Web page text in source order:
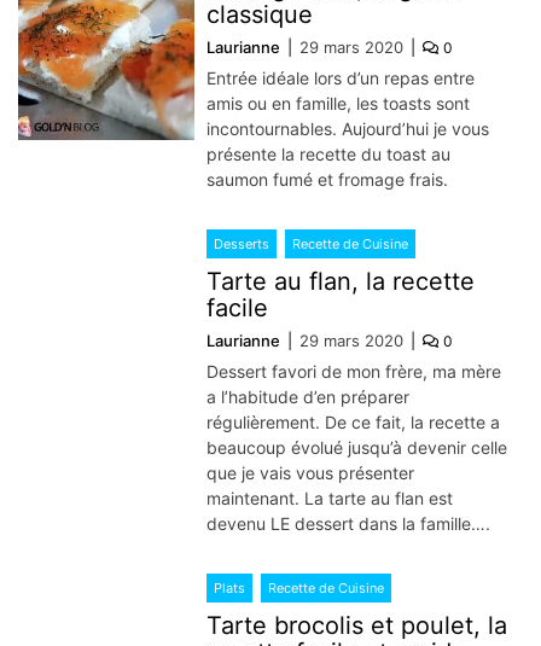
classique
Laurianne 29 mars 2020 0
Entrée idéale lors d’un repas entre
amis ou en famille, les toasts sont
incontournables. Aujourd’hui je vous
présente la recette du toast au
saumon fumé et fromage frais.
Desserts Recette de Cuisine
Tarte au flan, la recette
facile
Laurianne 29 mars 2020 0
Dessert favori de mon frère, ma mère
a l’habitude d’en préparer
régulièrement. De ce fait, la recette a
beaucoup évolué jusqu’à devenir celle
que je vais vous présenter
maintenant. La tarte au flan est
devenu LE dessert dans la famille….
Plats Recette de Cuisine
Tarte brocolis et poulet, la